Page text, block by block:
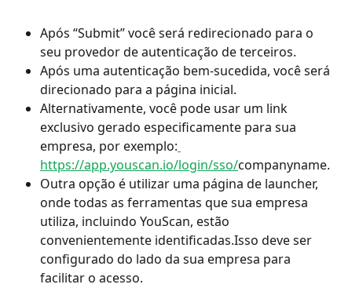
Após “Submit” você será redirecionado para o
seu provedor de autenticação de terceiros.
Após uma autenticação bem-sucedida, você será
direcionado para a página inicial.
Alternativamente, você pode usar um link
exclusivo gerado especificamente para sua
empresa, por exemplo:
https://app.youscan.io/login/sso/companyname.
Outra opção é utilizar uma página de launcher,
onde todas as ferramentas que sua empresa
utiliza, incluindo YouScan, estão
convenientemente identificadas.Isso deve ser
configurado do lado da sua empresa para
facilitar o acesso.